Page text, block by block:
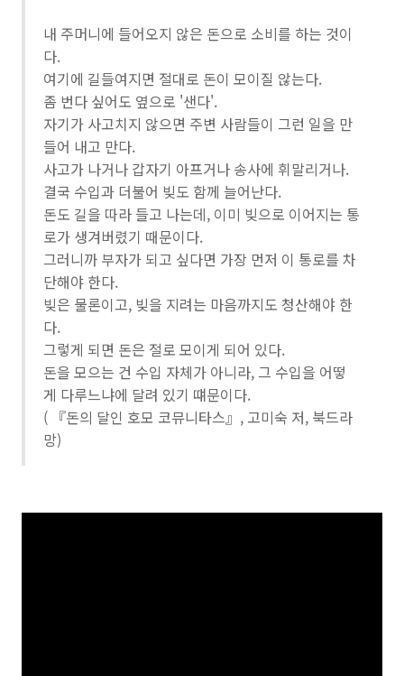
내 주머니에 들어오지 않은 돈으로 소비를 하는 것이
다.
여기에 길들여지면 절대로 돈이 모이질 않는다.
좀 번다 싶어도 옆으로 '샌다'.
자기가 사고치지 않으면 주변 사람들이 그런 일을 만
들어 내고 만다.
사고가 나거나 갑자기 아프거나 송사에 휘말리거나.
결국 수입과 더불어 빚도 함께 늘어난다.
돈도 길을 따라 들고 나는데, 이미 빚으로 이어지는 통
로가 생겨버렸기 때문이다.
그러니까 부자가 되고 싶다면 가장 먼저 이 통로를 차
단해야 한다.
빚은 물론이고, 빚을 지려는 마음까지도 청산해야 한
다.
그렇게 되면 돈은 절로 모이게 되어 있다.
돈을 모으는 건 수입 자체가 아니라, 그 수입을 어떻
게 다루느냐에 달려 있기 떄문이다.
( 『돈의 달인 호모 코뮤니타스』, 고미숙 저, 북드라
망)